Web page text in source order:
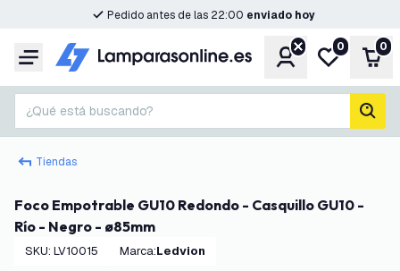
Pedido antes de las 22:00 enviado hoy
Menú CuentaMi lista de
0 0
¿Qué está buscando?
Tiendas
Foco Empotrable GU10 Redondo - Casquillo GU10 -
Río - Negro - ø85mm
SKU: LV10015 Marca: Ledvion